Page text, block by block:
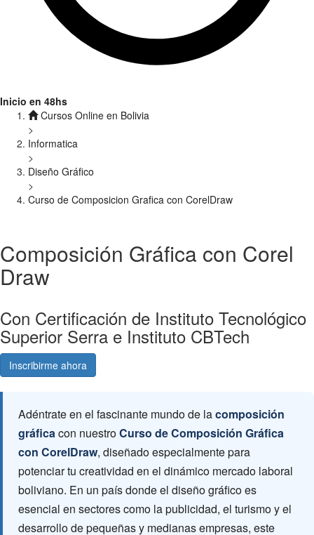
Inicio en 48hs
Cursos Online en Bolivia
>
Informatica
>
Diseño Gráfico
>
Curso de Composicion Grafica con CorelDraw
Composición Gráfica con Corel
Draw
Con Certificación de Instituto Tecnológico
Superior Serra e Instituto CBTech
Inscribirme ahora
Adéntrate en el fascinante mundo de lacomposición
gráficacon nuestroCurso de Composición Gráfica
con CorelDraw, diseñado especialmente para
potenciar tu creatividad en el dinámico mercado laboral
boliviano. En un país donde el diseño gráfico es
esencial en sectores como la publicidad, el turismo y el
desarrollo de pequeñas y medianas empresas, este